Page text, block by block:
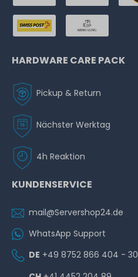
HARDWARE CARE PACK
Pickup & Return
Nächster Werktag
4h Reaktion
KUNDENSERVICE
mail@Servershop24.de
WhatsApp Support
DE +49 8752 866 404 - 30